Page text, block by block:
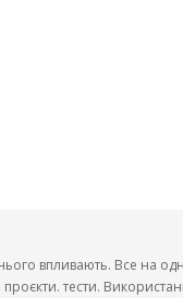
впливають. Все на
проєкти. тести.